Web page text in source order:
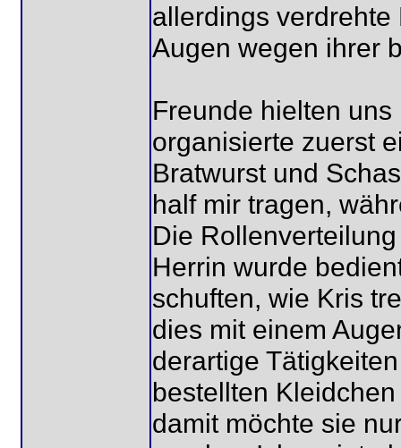
allerdings
Augen wegen ihrer
Freunde hielten
organisierte zuerst
Bratwurst und
half mir tragen,
Die
Herrin wurde
schuften, wie Kris
dies mit einem
derartige
bestellten
damit möchte sie